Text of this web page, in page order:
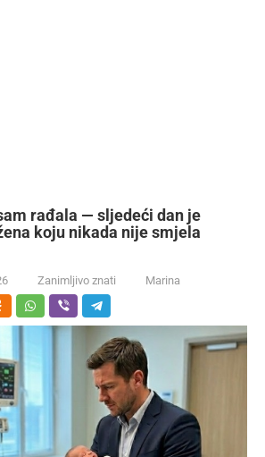
rađala — sljedeći dan je
koju nikada nije smjela
Zanimljivo znati Marina